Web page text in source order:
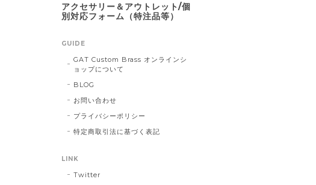
アクセサリー＆アウトレット/個
別対応フォーム（特注品等）
GUIDE
GAT Custom Brass オンラインシ
ョップについて
BLOG
お問い合わせ
プライバシーポリシー
特定商取引法に基づく表記
LINK
Twitter